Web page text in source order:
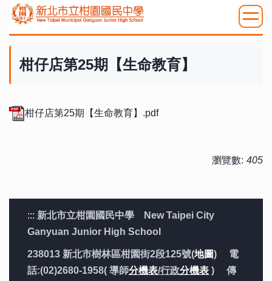
跳
主
區
柑仔店第25期【生命教育】
柑仔店第25期【生命教育】.pdf
瀏覽數: 405
::: 新北市立柑園國民中學 New Taipei City
Ganyuan Junior High School
238013 新北市樹林區柑園街2段125號(地圖) 電
話:(02)2680-1958( 導師分機表/行政分機表 ) 傳